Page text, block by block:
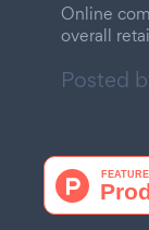
Online
overall
Posted